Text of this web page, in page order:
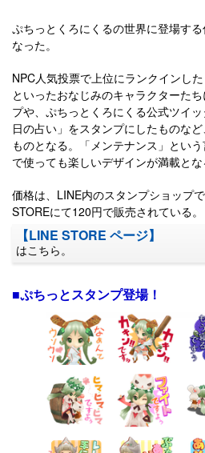
ぷちっとくろにくるの世界に登場す
なった。
NPC人気投票で上位にランクインし
といったおなじみのキャラクターた
プや、ぷちっとくろにくる公式ツイ
日の占い」をスタンプにしたものな
ものとなる。「メンテナンス」とい
で使っても楽しいデザインが満載とな
価格は、LINE内のスタンプショップ
STOREにて120円で販売されている。
【LINE STORE ページ】
はこちら。
■ぷちっとスタンプ登場！